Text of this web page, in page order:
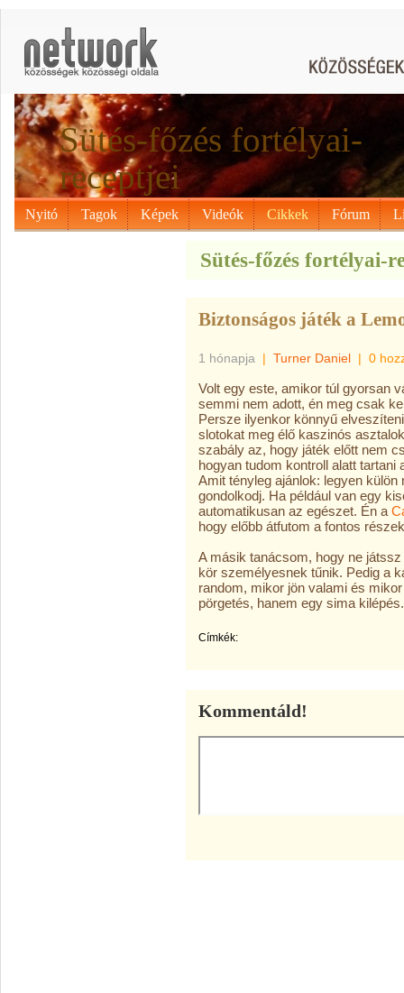
Sütés-főzés fortélyai-
receptjei
Nyitó Tagok Képek Videók Cikkek Fórum
Sütés-főzés fortélyai-
Biztonságos játék a
1 hónapja | Turner Daniel | 0
Volt egy este, amikor túl gyorsan
semmi nem adott, én meg csak
Persze ilyenkor könnyű
slotokat meg élő kaszinós
szabály az, hogy játék előtt nem
hogyan tudom kontroll alatt tartani
Amit tényleg ajánlok: legyen külön
gondolkodj. Ha például van egy
automatikusan az egészet. Én a
hogy előbb átfutom a fontos
A másik tanácsom, hogy ne
kör személyesnek tűnik. Pedig a
random, mikor jön valami és
pörgetés, hanem egy sima kilépés.
Címkék:
Kommentáld!